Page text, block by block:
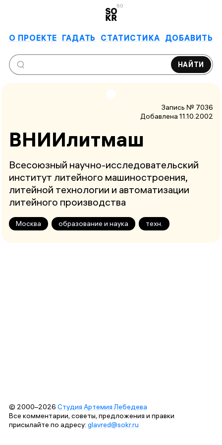
6.0
О ПРОЕКТЕ ГАДАТЬ СТАТИСТИКА ДОБАВИТЬ
НАЙТИ
Запись № 7036
Добавлена 11.10.2002
ВНИИлитмаш
Всесоюзный научно-исследовательский
институт литейного машиностроения,
литейной технологии и автоматизации
литейного производства
Москва образование и наука техн.
© 2000–2026 Студия Артемия Лебедева
Все комментарии, советы, предложения и правки
присылайте по адресу: glavred@sokr.ru